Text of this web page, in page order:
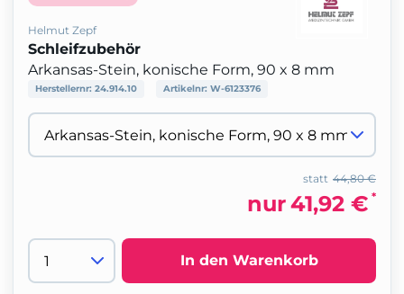
Helmut Zepf
Schleifzubehör
Arkansas-Stein, konische Form, 90 x 8 mm
Herstellernr: 24.914.10 Artikelnr: W-6123376
44,80 €
statt
nur41,92 € *
In den Warenkorb